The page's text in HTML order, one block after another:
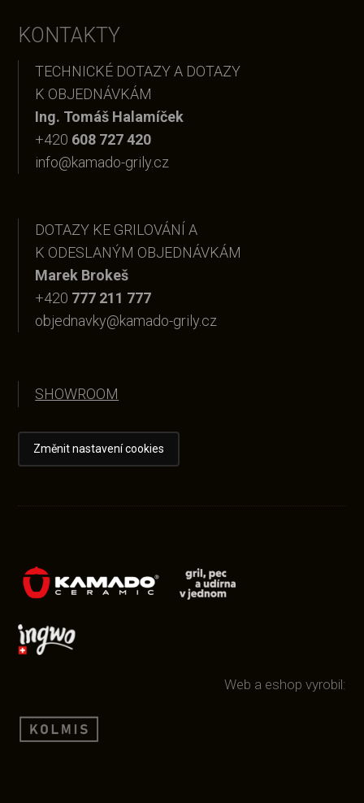
KONTAKTY
TECHNICKÉ DOTAZY A DOTAZY
K OBJEDNÁVKÁM
Ing. Tomáš Halamíček
+420 608 727 420
info@kamado-grily.cz
DOTAZY KE GRILOVÁNÍ A
K ODESLANÝM OBJEDNÁVKÁM
Marek Brokeš
+420 777 211 777
objednavky@kamado-grily.cz
SHOWROOM
Změnit nastavení cookies
Web a eshop vyrobil: